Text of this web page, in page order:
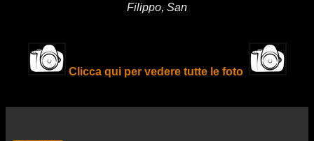
Filippo, San
Clicca qui per vedere tutte le foto